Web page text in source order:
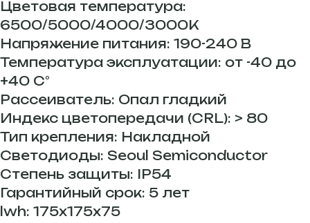
Цветовая температура:
6500/5000/4000/3000К
Напряжение питания: 190-240 В
Температура эксплуатации: от -40 до
+40 С°
Рассеиватель: Опал гладкий
Индекс цветопередачи (CRL): > 80
Тип крепления: Накладной
Светодиоды: Seoul Semiconductor
Степень защиты: IP54
Гарантийный срок: 5 лет
lwh: 175x175x75